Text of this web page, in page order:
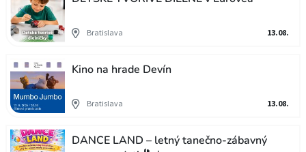
Bratislava 13.08.
Kino na hrade Devín
Bratislava 13.08.
DANCE LAND – letný tanečno-zábavný